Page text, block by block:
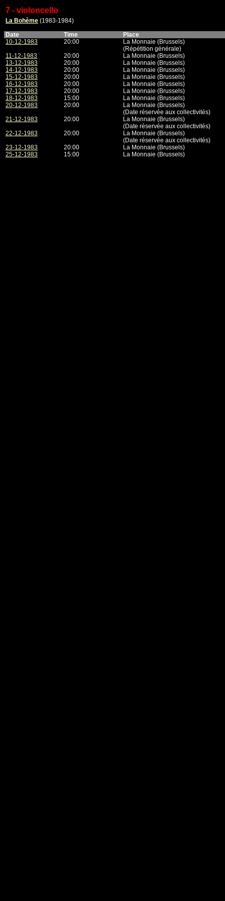
7 - violoncello
La Bohème (1983-1984)
Date
Time
Place
10-12-1983
20:00
La Monnaie (Brussels)
(Répétition générale)
11-12-1983
20:00
La Monnaie (Brussels)
13-12-1983
20:00
La Monnaie (Brussels)
14-12-1983
20:00
La Monnaie (Brussels)
15-12-1983
20:00
La Monnaie (Brussels)
16-12-1983
20:00
La Monnaie (Brussels)
17-12-1983
20:00
La Monnaie (Brussels)
18-12-1983
15:00
La Monnaie (Brussels)
20-12-1983
20:00
La Monnaie (Brussels)
(Date réservée aux collectivités)
21-12-1983
20:00
La Monnaie (Brussels)
(Date réservée aux collectivités)
22-12-1983
20:00
La Monnaie (Brussels)
(Date réservée aux collectivités)
23-12-1983
20:00
La Monnaie (Brussels)
25-12-1983
15:00 La Monnaie (Brussels)